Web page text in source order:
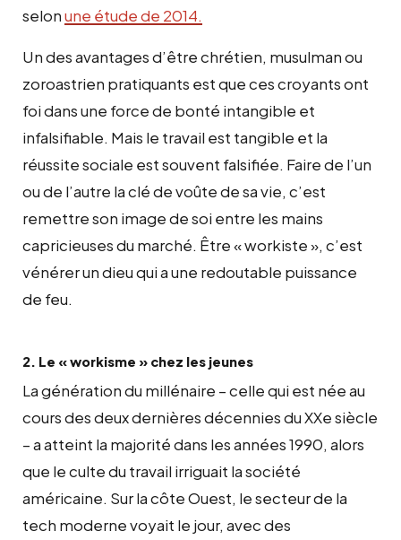
selonune étude de 2014.
Un des avantages d’être chrétien, musulman ou
zoroastrien pratiquants est que ces croyants ont
foi dans une force de bonté intangible et
infalsifiable. Mais le travail est tangible et la
réussite sociale est souvent falsifiée. Faire de l’un
ou de l’autre la clé de voûte de sa vie, c’est
remettre son image de soi entre les mains
capricieuses du marché. Être « workiste », c’est
vénérer un dieu qui a une redoutable puissance
de feu.
2. Le « workisme » chez les jeunes
La génération du millénaire – celle qui est née au
cours des deux dernières décennies du XXe siècle
– a atteint la majorité dans les années 1990, alors
que le culte du travail irriguait la société
américaine. Sur la côte Ouest, le secteur de la
tech moderne voyait le jour, avec des